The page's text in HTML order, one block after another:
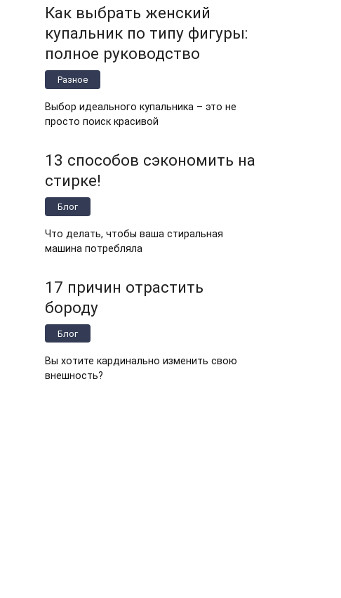
Как выбрать женский
купальник по типу фигуры:
полное руководство
Разное
Выбор идеального купальника – это не
просто поиск красивой
13 способов сэкономить на
стирке!
Блог
Что делать, чтобы ваша стиральная
машина потребляла
17 причин отрастить
бороду
Блог
Вы хотите кардинально изменить свою
внешность?